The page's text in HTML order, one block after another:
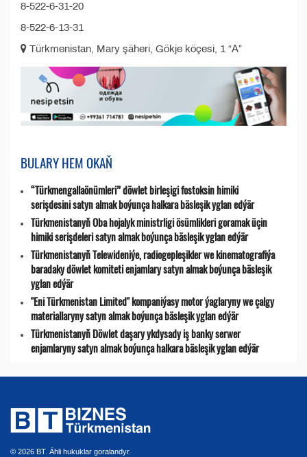
8-522-6-31-20
8-522-6-13-31
Türkmenistan, Mary şäheri, Gökje köçesi, 1 “А”
BULARY HEM OKAŇ
“Türkmengallaönümleri” döwlet birleşigi fostoksin himiki
serişdesini satyn almak boýunça halkara bäsleşik yglan edýär
Türkmenistanyň Oba hojalyk ministrligi ösümlikleri goramak üçin
himiki serişdeleri satyn almak boýunça bäsleşik yglan edýär
Türkmenistanyň Telewideniýe, radio­gepleşikler we kinematografiýa
baradaky döwlet komiteti enjamlary satyn almak boýunça bäsleşik
yglan edýär
"Eni Türkmenistan Limited" kompaniýasy motor ýaglaryny we çalgy
materiallaryny satyn almak boýunça bäsleşik yglan edýär
Türkmenistanyň Döwlet daşary ykdysady iş banky serwer
enjamlaryny satyn almak boýunça halkara bäsleşik yglan edýär
© 2026 BT. Ähli hukuklar goralandyr.